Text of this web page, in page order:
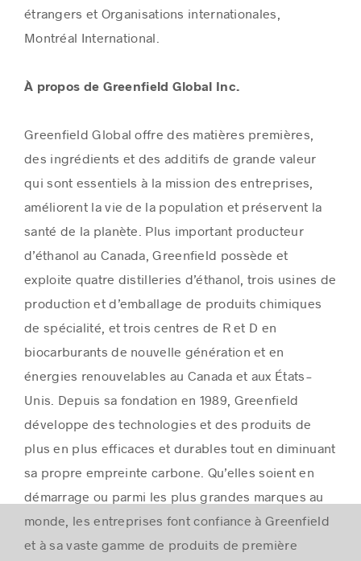
étrangers et Organisations internationales,
Montréal International.
À propos de Greenfield Global Inc.
Greenfield Global offre des matières premières,
des ingrédients et des additifs de grande valeur
qui sont essentiels à la mission des entreprises,
améliorent la vie de la population et préservent la
santé de la planète. Plus important producteur
d’éthanol au Canada , Greenfield possède et
exploite quatre distilleries d’éthanol, trois usines de
production et d’emballage de produits chimiques
de spécialité, et trois centres de R et D en
biocarburants de nouvelle génération et en
énergies renouvelables au Canada et aux États-
Unis. Depuis sa fondation en 1989, Greenfield
développe des technologies et des produits de
plus en plus efficaces et durables tout en diminuant
sa propre empreinte carbone. Qu’elles soient en
démarrage ou parmi les plus grandes marques au
monde, les entreprises font confiance à Greenfield
et à sa vaste gamme de produits de première